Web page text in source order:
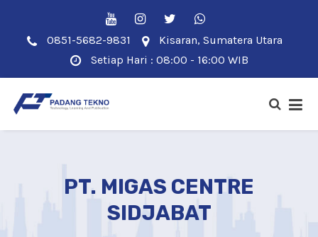
0851-5682-9831
Kisaran, Sumatera Utara
Setiap Hari : 08:00 - 16:00 WIB
PT. MIGAS CENTRE
SIDJABAT